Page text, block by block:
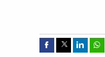
Compartir por
Compartir